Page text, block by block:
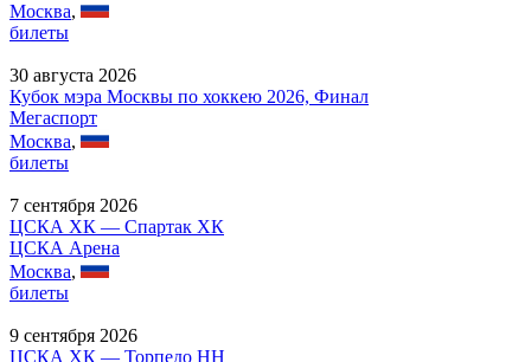
Москва,
билеты
30 августа 2026
Кубок мэра Москвы по хоккею 2026, Финал
Мегаспорт
Москва,
билеты
7 сентября 2026
ЦСКА ХК — Спартак ХК
ЦСКА Арена
Москва,
билеты
9 сентября 2026
ЦСКА ХК — Торпедо НН